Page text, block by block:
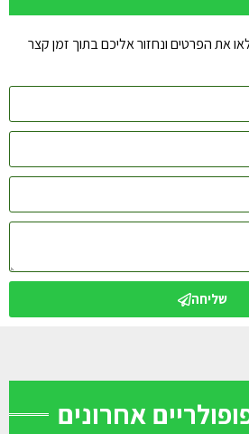
את הפרטים ונחזור אליכם בתוך זמן קצר
שליחה
אחרונים